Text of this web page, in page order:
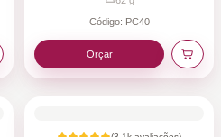
Código: PC40
Orçar